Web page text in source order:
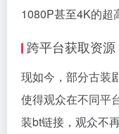
1080P甚至4K的超
跨平台获取资源
现如今，部分古装
使得观众在不同平
装bt链接，观众不